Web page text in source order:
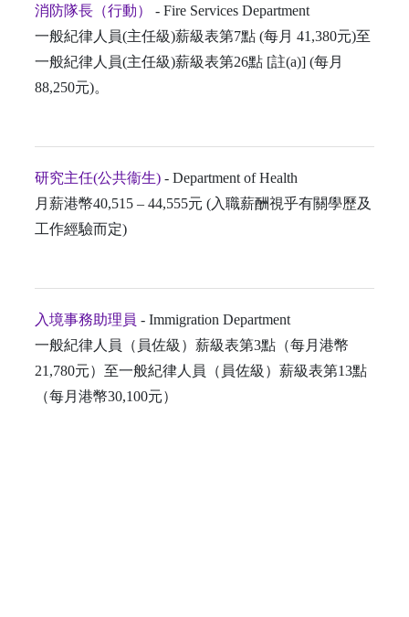
消防隊長（行動）
- Fire Services Department
一般紀律人員(主任級)薪級表第7點 (每月 41,380元)至
一般紀律人員(主任級)薪級表第26點 [註(a)] (每月
88,250元)。
研究主任(公共衞生) - Department of Health
月薪港幣40,515 – 44,555元 (入職薪酬視乎有關學歷及
工作經驗而定)
入境事務助理員 - Immigration Department
一般紀律人員（員佐級）薪級表第3點（每月港幣
21,780元）至一般紀律人員（員佐級）薪級表第13點
（每月港幣30,100元）